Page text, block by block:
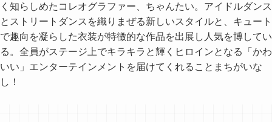
く知らしめたコレオグラファー、ちゃんたい。アイドルダンス
とストリートダンスを織りまぜる新しいスタイルと、キュート
で趣向を凝らした衣装が特徴的な作品を出展し人気を博してい
る。全員がステージ上でキラキラと輝くヒロインとなる「かわ
いい」エンターテインメントを届けてくれることまちがいな
し！